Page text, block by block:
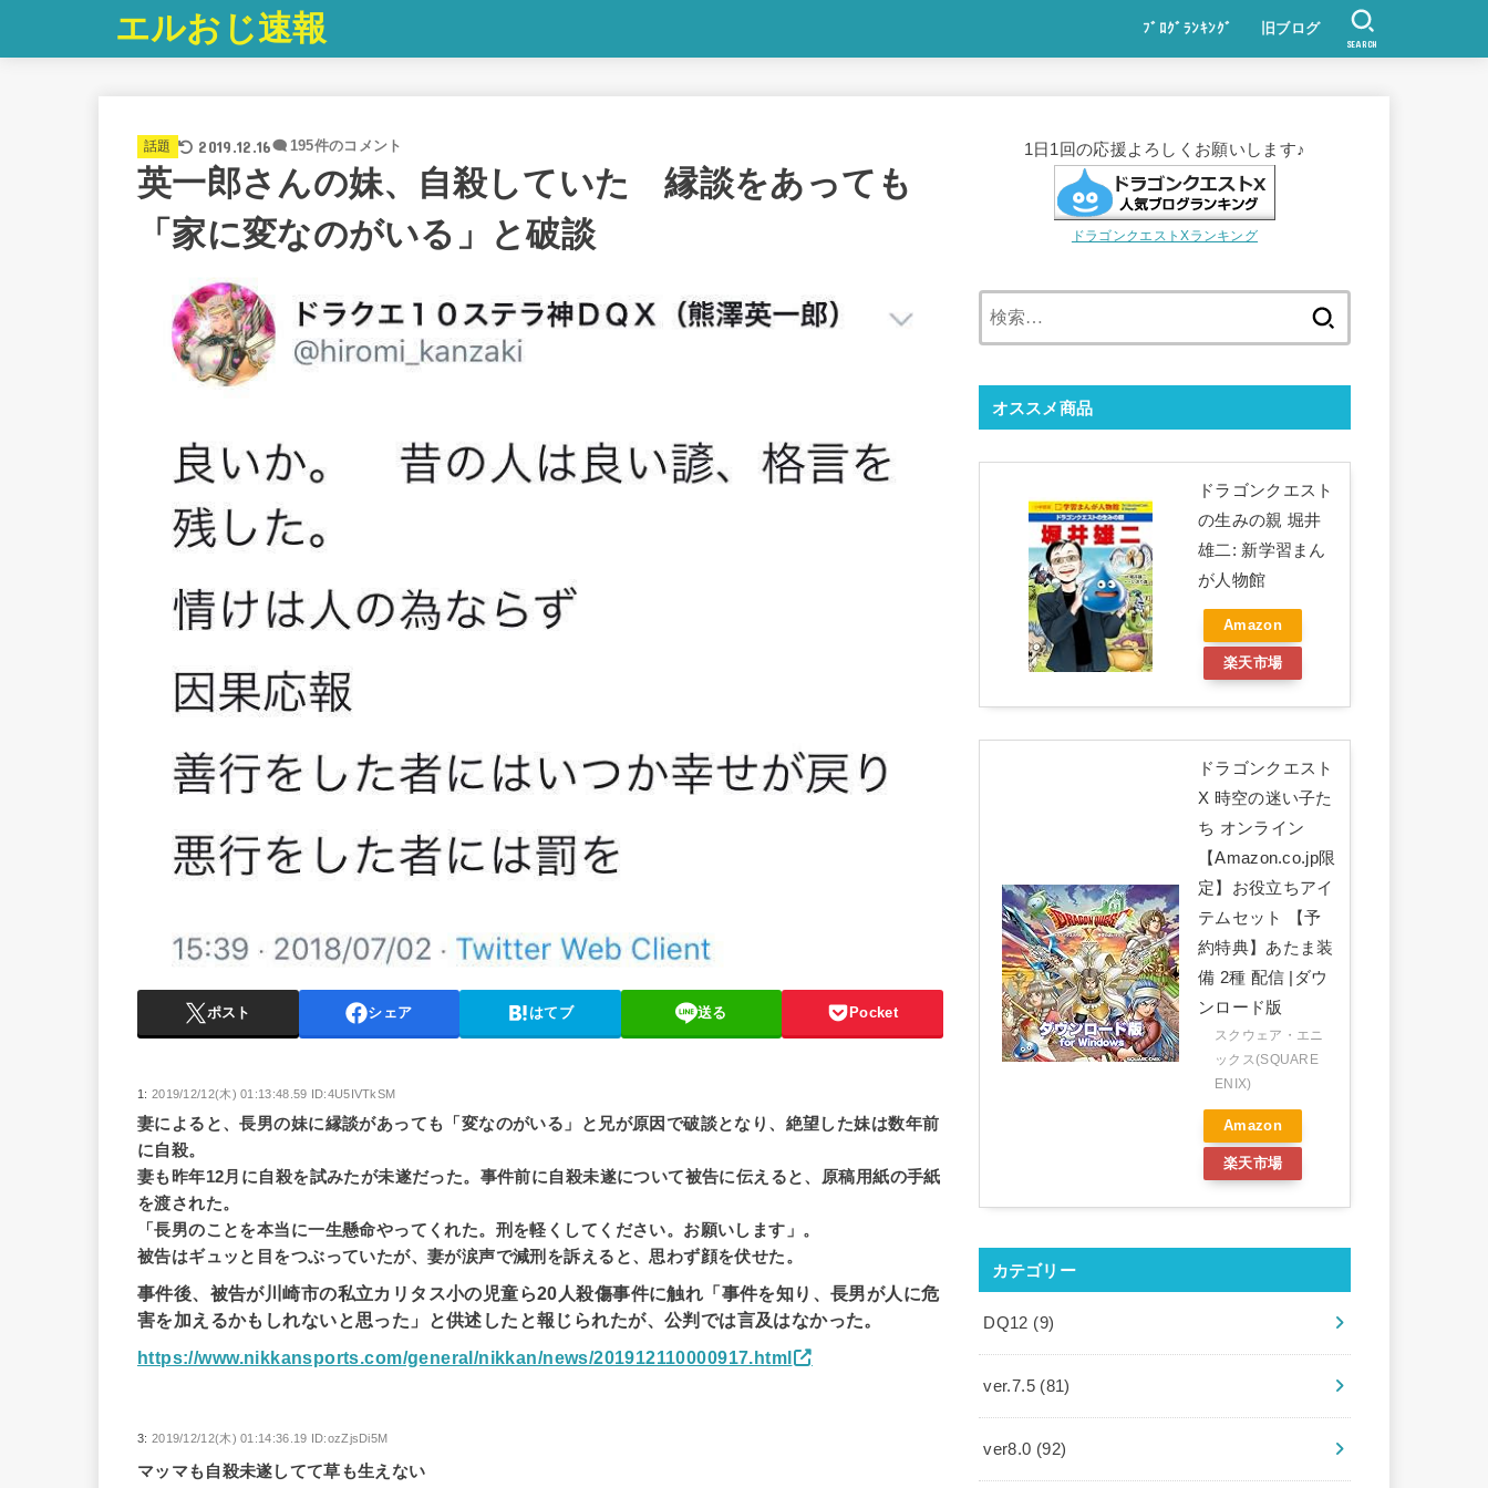
エルおじ速報 ﾌﾞﾛｸﾞﾗﾝｷﾝｸﾞ 旧ブログ
SEARCH
話題 2019.12.16 195件のコメント
英一郎さんの妹、自殺していた 縁談をあっても
「家に変なのがいる」と破談
ポスト シェア はてブ 送る Pocket
1: 2019/12/12(木) 01:13:48.59 ID:4U5IVTkSM
妻によると、長男の妹に縁談があっても「変なのがいる」と兄が原因で破談となり、絶望した妹は数年前
に自殺。
妻も昨年12月に自殺を試みたが未遂だった。事件前に自殺未遂について被告に伝えると、原稿用紙の手紙
を渡された。
「長男のことを本当に一生懸命やってくれた。刑を軽くしてください。お願いします」。
被告はギュッと目をつぶっていたが、妻が涙声で減刑を訴えると、思わず顔を伏せた。
事件後、被告が川崎市の私立カリタス小の児童ら20人殺傷事件に触れ「事件を知り、長男が人に危
害を加えるかもしれないと思った」と供述したと報じられたが、公判では言及はなかった。
https://www.nikkansports.com/general/nikkan/news/201912110000917.html
3: 2019/12/12(木) 01:14:36.19 ID:ozZjsDi5M
マッマも自殺未遂してて草も生えない
1日1回の応援よろしくお願いします♪
ドラゴンクエストXランキング
オススメ商品
ドラゴンクエスト
の生みの親 堀井
雄二: 新学習まん
が人物館
Amazon
楽天市場
ドラゴンクエスト
X 時空の迷い子た
ち オンライン
【Amazon.co.jp限
定】お役立ちアイ
テムセット 【予
約特典】あたま装
備 2種 配信 |ダウ
ンロード版
スクウェア・エニ
ックス(SQUARE
ENIX)
Amazon
楽天市場
カテゴリー
DQ12 (9)
ver.7.5 (81)
ver8.0 (92)